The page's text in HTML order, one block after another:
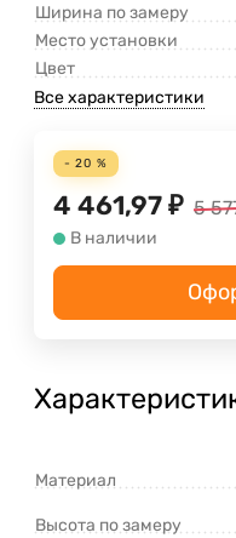
Ширина по замеру
Место установки
Цвет
Все характеристики
- 20 %
4 461,97 ₽ 5
В наличии
Материал
Высота по замеру